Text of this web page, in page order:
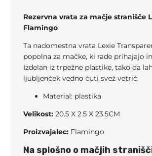
Rezervna vrata za mačje stranišče
Flamingo
Ta nadomestna vrata Lexie
popolna za mačke, ki rade prihajajo
Izdelan iz trpežne plastike, tako da
ljubljenček vedno čuti svež vetrič.
Material: plastika
Velikost: 20.5 X 2.5 X 23.5CM
Proizvajalec: Flamingo
Na splošno o mačjih